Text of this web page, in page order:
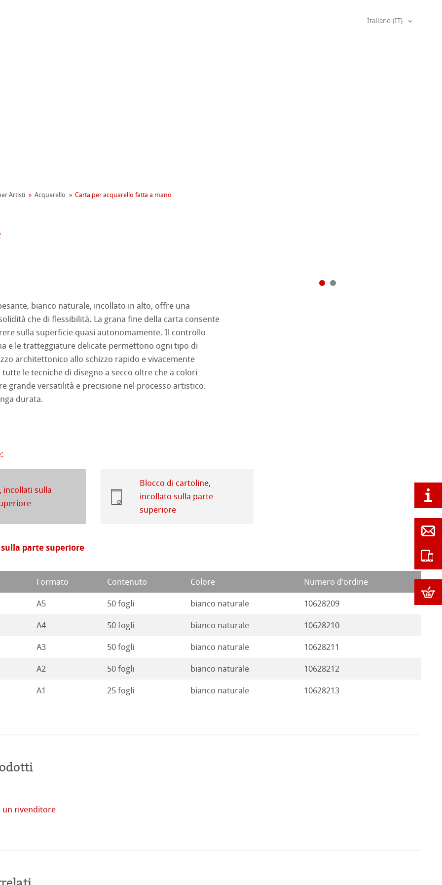
Green Rooster
profiliAlbums
Inkjet
Rag
Classici
Questions
Pastel
Watercolour
ad Olio/Acrilico
Illustrazione
Italiano (IT)
Artisti Acquerello Carta per acquarello fatta a mano
bianco naturale, incollato in alto, offre una
che di flessibilità. La grana fine della carta consente
sulla superficie quasi autonomamente. Il controllo
e le tratteggiature delicate permettono ogni tipo di
architettonico allo schizzo rapido e vivacemente
le tecniche di disegno a secco oltre che a colori
grande versatilità e precisione nel processo artistico.
durata.
incollati sulla
Blocco di cartoline,
incollato sulla parte
superiore
parte superiore
Formato Contenuto Colore Numero d'ordine
A5 50 fogli bianco naturale 10628209
A4 50 fogli bianco naturale 10628210
A3 50 fogli bianco naturale 10628211
A2 50 fogli bianco naturale 10628212
A1 25 fogli bianco naturale 10628213
un rivenditore